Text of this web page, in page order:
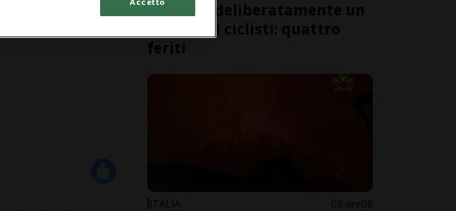
travolge deliberatamente un
gruppo di ciclisti: quattro
feriti
ITALIA 5 ore 6